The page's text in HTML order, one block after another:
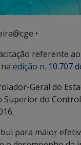
•
referente
edição n. 10.707
Geral do
do
para maior